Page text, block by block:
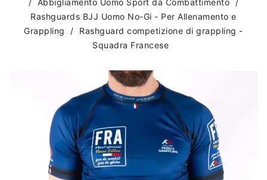
Rashguards BJJ Uomo No-Gi - Per Allenamento e
Grappling
Rashguard competizione di grappling -
Squadra Francese